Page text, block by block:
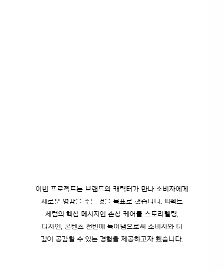
이번 프로젝트는 브랜드와 캐릭터가 만나 소비자에게
새로운 영감을 주는 것을 목표로 했습니다. 퍼펙트
세럼의 핵심 메시지인 손상 케어를 스토리텔링,
디자인, 콘텐츠 전반에 녹여냄으로써 소비자와 더
깊이 공감할 수 있는 경험을 제공하고자 했습니다.